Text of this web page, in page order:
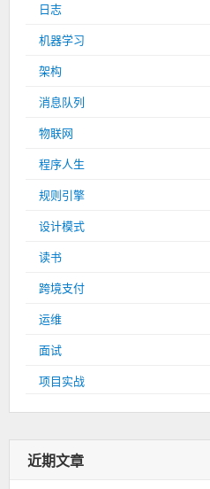
日志
机器学习
架构
消息队列
物联网
程序人生
规则引擎
设计模式
读书
跨境支付
运维
面试
项目实战
近期文章